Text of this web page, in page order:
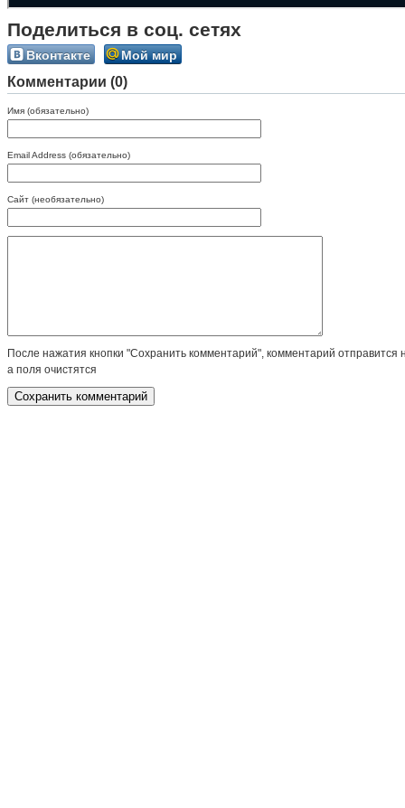
Поделиться в соц. сетях
Вконтакте Мой мир
Комментарии (0)
Имя (обязательно)
Email Address (обязательно)
Сайт (необязательно)
После нажатия кнопки "Сохранить комментарий", комментарий отправится
а поля очистятся